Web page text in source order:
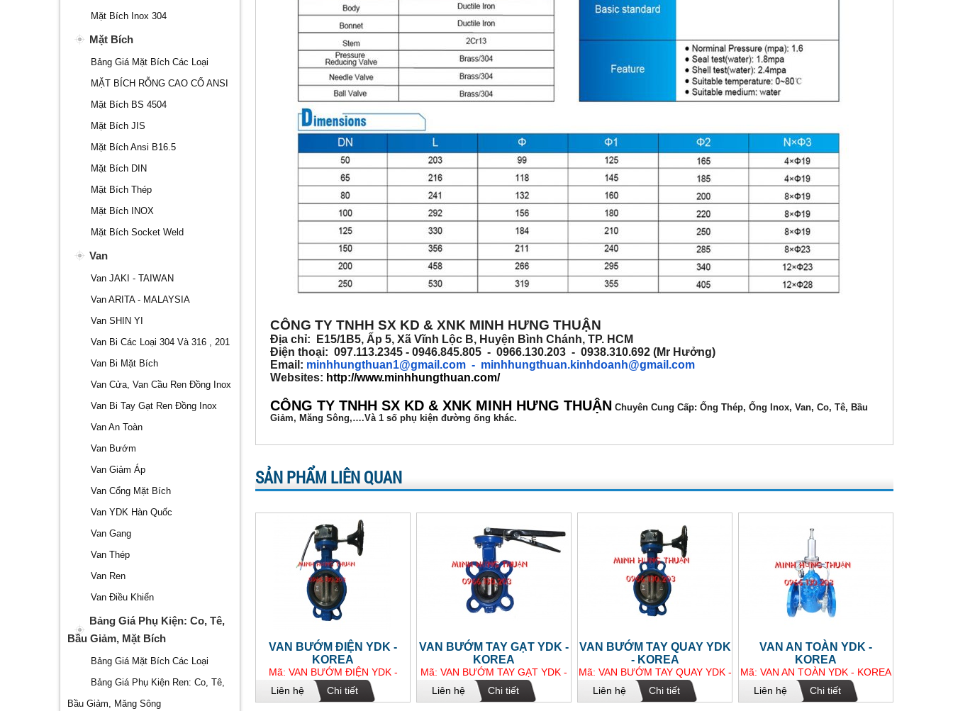
Mặt Bích Inox 304
Mặt Bích
Bảng Giá Mặt Bích Các Loại
MẶT BÍCH RỖNG CAO CỔ ANSI
Mặt Bích BS 4504
Mặt Bích JIS
Mặt Bích Ansi B16.5
Mặt Bích DIN
Mặt Bích Thép
Mặt Bích INOX
Mặt Bích Socket Weld
Van
Van JAKI - TAIWAN
Van ARITA - MALAYSIA
Van SHIN YI
Van Bi Các Loại 304 Và 316 , 201
Van Bi Mặt Bích
Van Cửa, Van Cầu Ren Đồng Inox
Van Bi Tay Gạt Ren Đồng Inox
Van An Toàn
Van Bướm
Van Giảm Áp
Van Cổng Mặt Bích
Van YDK Hàn Quốc
Van Gang
Van Thép
Van Ren
Van Điều Khiển
Bảng Giá Phụ Kiện: Co, Tê,
Bầu Giảm, Mặt Bích
Bảng Giá Mặt Bích Các Loại
Bảng Giá Phụ Kiện Ren: Co, Tê,
Bầu Giảm, Măng Sông
CÔNG TY TNHH SX KD & XNK MINH HƯNG THUẬN
Địa chỉ: E15/1B5, Ấp 5, Xã Vĩnh Lộc B, Huyện Bình Chánh, TP. HCM
Điện thoại: 097.113.2345 - 0946.845.805 - 0966.130.203 - 0938.310.692 (Mr Hưởng)
Email: minhhungthuan1@gmail.com - minhhungthuan.kinhdoanh@gmail.com
Websites: http://www.minhhungthuan.com/
CÔNG TY TNHH SX KD & XNK MINH HƯNG THUẬN Chuyên Cung Cấp: Ống Thép, Ống Inox, Van, Co, Tê, Bầu
Giảm, Măng Sông,….Và 1 số phụ kiện đường ống khác.
SẢN PHẨM LIÊN QUAN
VAN BƯỚM ĐIỆN YDK -
KOREA
Mã: VAN BƯỚM ĐIỆN YDK -
KOREA
Liên hệ Chi tiết
VAN BƯỚM TAY GẠT YDK -
KOREA
Mã: VAN BƯỚM TAY GẠT YDK -
KOREA
Liên hệ Chi tiết
VAN BƯỚM TAY QUAY YDK
- KOREA
Mã: VAN BƯỚM TAY QUAY YDK -
KOREA
Liên hệ Chi tiết
VAN AN TOÀN YDK -
KOREA
Mã: VAN AN TOÀN YDK - KOREA
Liên hệ
Chi tiết